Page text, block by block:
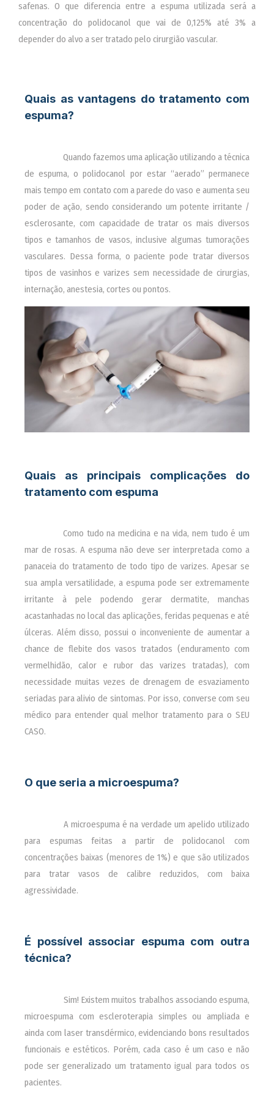
safenas. O que diferencia entre a espuma utilizada será a
concentração do polidocanol que vai de 0,125% até 3% a
depender do alvo a ser tratado pelo cirurgião vascular.
Quais as vantagens do tratamento com
espuma?
Quando fazemos uma aplicação utilizando a técnica
de espuma, o polidocanol por estar “aerado” permanece
mais tempo em contato com a parede do vaso e aumenta seu
poder de ação, sendo considerando um potente irritante /
esclerosante, com capacidade de tratar os mais diversos
tipos e tamanhos de vasos, inclusive algumas tumorações
vasculares. Dessa forma, o paciente pode tratar diversos
tipos de vasinhos e varizes sem necessidade de cirurgias,
internação, anestesia, cortes ou pontos.
Quais as principais complicações do
tratamento com espuma
Como tudo na medicina e na vida, nem tudo é um
mar de rosas. A espuma não deve ser interpretada como a
panaceia do tratamento de todo tipo de varizes. Apesar se
sua ampla versatilidade, a espuma pode ser extremamente
irritante à pele podendo gerar dermatite, manchas
acastanhadas no local das aplicações, feridas pequenas e até
úlceras. Além disso, possui o inconveniente de aumentar a
chance de flebite dos vasos tratados (enduramento com
vermelhidão, calor e rubor das varizes tratadas), com
necessidade muitas vezes de drenagem de esvaziamento
seriadas para alivio de sintomas. Por isso, converse com seu
médico para entender qual melhor tratamento para o SEU
CASO.
O que seria a microespuma?
A microespuma é na verdade um apelido utilizado
para espumas feitas a partir de polidocanol com
concentrações baixas (menores de 1%) e que são utilizados
para tratar vasos de calibre reduzidos, com baixa
agressividade.
É possível associar espuma com outra
técnica?
Sim! Existem muitos trabalhos associando espuma,
microespuma com escleroterapia simples ou ampliada e
ainda com laser transdérmico, evidenciando bons resultados
funcionais e estéticos. Porém, cada caso é um caso e não
pode ser generalizado um tratamento igual para todos os
pacientes.